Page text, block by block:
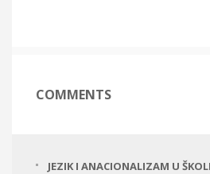
COMMENTS
JEZIK I ANACIONALIZAM U ŠKOLI